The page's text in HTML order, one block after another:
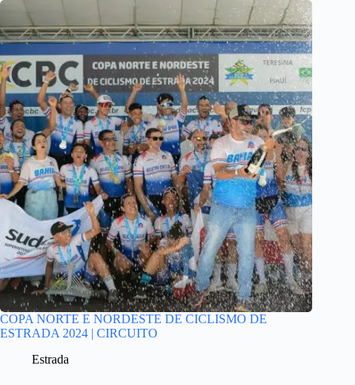
COPA NORTE E NORDESTE DE CICLISMO DE
ESTRADA 2024 | CIRCUITO
Estrada